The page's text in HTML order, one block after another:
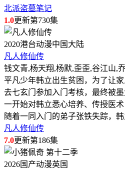
北派盗墓笔记
1.0更新第730集
2020港台动漫中国大陆
凡人修仙传
钱文青,杨天翔,杨默,歪歪,谷江山,
平凡少年韩立出生贫困，为了让
去七玄门参加入门考核，最终
一开始对韩立悉心培养、传授医
随着一同入门的弟子张铁失踪，
凡人修仙传
7.0更新第186集
2026国产动漫英国